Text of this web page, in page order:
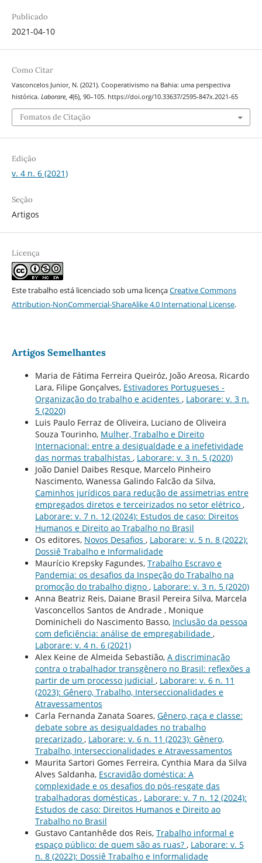
Publicado
2021-04-10
Como Citar
Vasconcelos Junior, N. (2021). Cooperativismo na Bahia: uma perspectiva
histórica. Laborare, 4(6), 90–105. https://doi.org/10.33637/2595-847x.2021-65
Fomatos de Citação
Edição
v. 4 n. 6 (2021)
Seção
Artigos
Licença
Este trabalho está licenciado sob uma licençaCreative Commons
Attribution-NonCommercial-ShareAlike 4.0 International License.
Artigos Semelhantes
Maria de Fátima Ferreira Queiróz, João Areosa, Ricardo
Lara, Filipe Gonçalves, Estivadores Portugueses -
Organização do trabalho e acidentes , Laborare: v. 3 n.
5 (2020)
Luis Paulo Ferraz de Oliveira, Luciano de Oliveira
Souza Tourinho, Mulher, Trabalho e Direito
Internacional: entre a desigualdade e a inefetividade
das normas trabalhistas , Laborare: v. 3 n. 5 (2020)
João Daniel Daibes Resque, Marcelo Pinheiro
Nascimento, Wanessa Galindo Falcão da Silva,
Caminhos jurídicos para redução de assimetrias entre
empregados diretos e terceirizados no setor elétrico ,
Laborare: v. 7 n. 12 (2024): Estudos de caso: Direitos
Humanos e Direito ao Trabalho no Brasil
Os editores, Novos Desafios , Laborare: v. 5 n. 8 (2022):
Dossiê Trabalho e Informalidade
Maurício Krepsky Fagundes, Trabalho Escravo e
Pandemia: os desafios da Inspeção do Trabalho na
promoção do trabalho digno , Laborare: v. 3 n. 5 (2020)
Anna Beatriz Reis, Daiane Brasil Pereira Silva, Marcela
Vasconcellos Santos de Andrade , Monique
Dominicheli do Nascimento Basso, Inclusão da pessoa
com deficiência: análise de empregabilidade ,
Laborare: v. 4 n. 6 (2021)
Alex Keine de Almeida Sebastião, A discriminação
contra o trabalhador transgênero no Brasil: reflexões a
partir de um processo judicial , Laborare: v. 6 n. 11
(2023): Gênero, Trabalho, Interseccionalidades e
Atravessamentos
Carla Fernanda Zanata Soares, Gênero, raça e classe:
debate sobre as desigualdades no trabalho
precarizado , Laborare: v. 6 n. 11 (2023): Gênero,
Trabalho, Interseccionalidades e Atravessamentos
Maurita Sartori Gomes Ferreira, Cynthia Mara da Silva
Alves Saldanha, Escravidão doméstica: A
complexidade e os desafios do pós-resgate das
trabalhadoras domésticas , Laborare: v. 7 n. 12 (2024):
Estudos de caso: Direitos Humanos e Direito ao
Trabalho no Brasil
Gustavo Cantanhêde dos Reis, Trabalho informal e
espaço público: de quem são as ruas? , Laborare: v. 5
n. 8 (2022): Dossiê Trabalho e Informalidade